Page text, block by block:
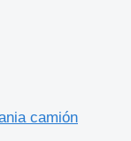
camión